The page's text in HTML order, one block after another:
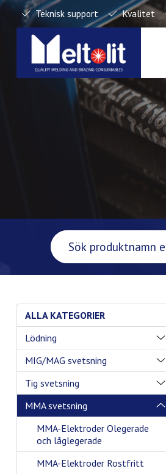
Teknisk support Kvalitet
ALLA KATEGORIER
Lödning
MIG/MAG svetsning
Tig svetsning
MMA svetsning
MMA-Elektroder Olegerade
och låglegerade
MMA-Elektroder Rostfritt